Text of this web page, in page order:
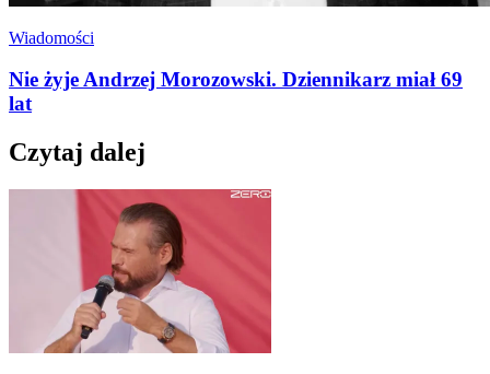
Wiadomości
Nie żyje Andrzej Morozowski. Dziennikarz miał 69
lat
Czytaj dalej